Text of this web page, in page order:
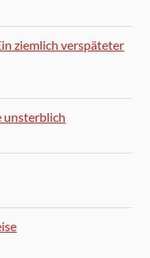
ziemlich verspäteter
unsterblich